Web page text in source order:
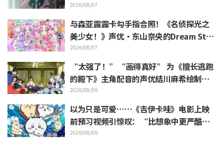
2026/08/07
与森亚露露卡勾手指合照！《名侦探光之
美少女！》声优·东山奈央的Dream Sta
ge观影报告引发“是双重奥秘啊”的反响
2026/08/07
“太强了！”“画得真好” 为《擅长逃跑
的殿下》主角配音的声优结川麻希绘制的
第13话ED插画引发赞叹
2026/08/06
以为只是可爱……《吉伊卡哇》电影上映
前预习视频引惊叹：“比想象中更严酷”
“全是关于打工的话题”的反差感
2026/08/06